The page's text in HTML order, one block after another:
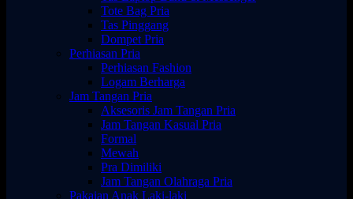
Tote Bag Pria
Tas Pinggang
Dompet Pria
Perhiasan Pria
Perhiasan Fashion
Logam Berharga
Jam Tangan Pria
Aksesoris Jam Tangan Pria
Jam Tangan Kasual Pria
Formal
Mewah
Pra Dimiliki
Jam Tangan Olahraga Pria
Pakaian Anak Laki-laki